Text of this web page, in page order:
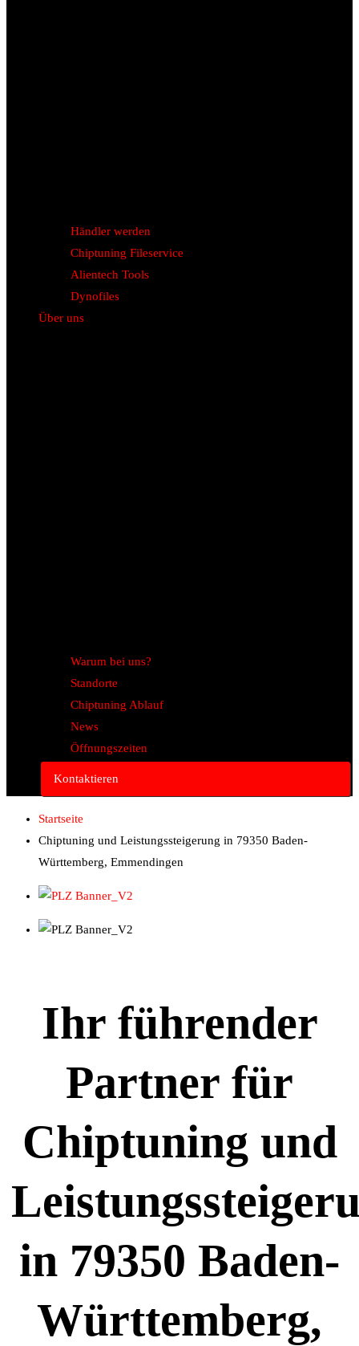
Händler werden
Chiptuning Fileservice
Alientech Tools
Dynofiles
Über uns
Warum bei uns?
Standorte
Chiptuning Ablauf
News
Öffnungszeiten
Kontaktieren
Startseite
Chiptuning und Leistungssteigerung in 79350 Baden-
Württemberg, Emmendingen
Ihr führender
Partner für
Chiptuning und
in 79350 Baden-
Württemberg,